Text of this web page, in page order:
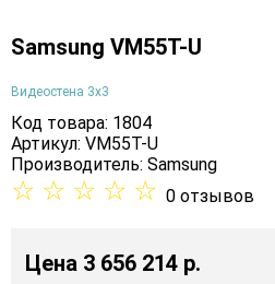
Samsung VM55T-U
Видеостена 3х3
Код товара: 1804
Артикул: VM55T-U
Производитель: Samsung
☆ ☆ ☆ ☆ ☆ 0 отзывов
Цена 3 656 214 p.